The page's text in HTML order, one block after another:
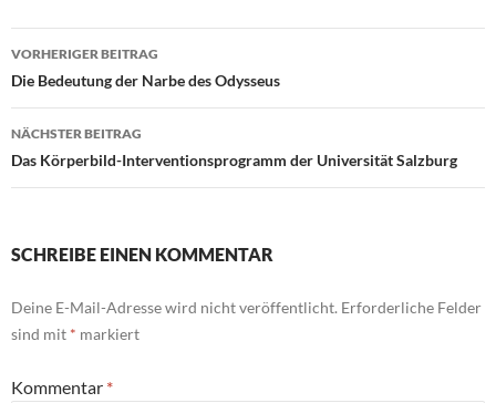
Beitragsnavigation
VORHERIGER BEITRAG
Die Bedeutung der Narbe des Odysseus
NÄCHSTER BEITRAG
Das Körperbild-Interventionsprogramm der Universität Salzburg
SCHREIBE EINEN KOMMENTAR
Deine E-Mail-Adresse wird nicht veröffentlicht. Erforderliche Felder
sind mit * markiert
Kommentar *